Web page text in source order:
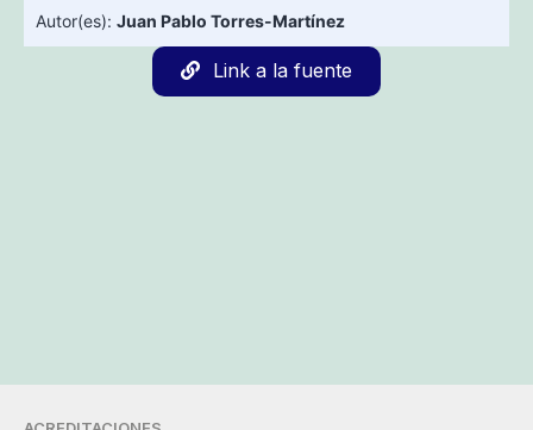
Autor(es): Juan Pablo Torres-Martínez
Link a la fuente